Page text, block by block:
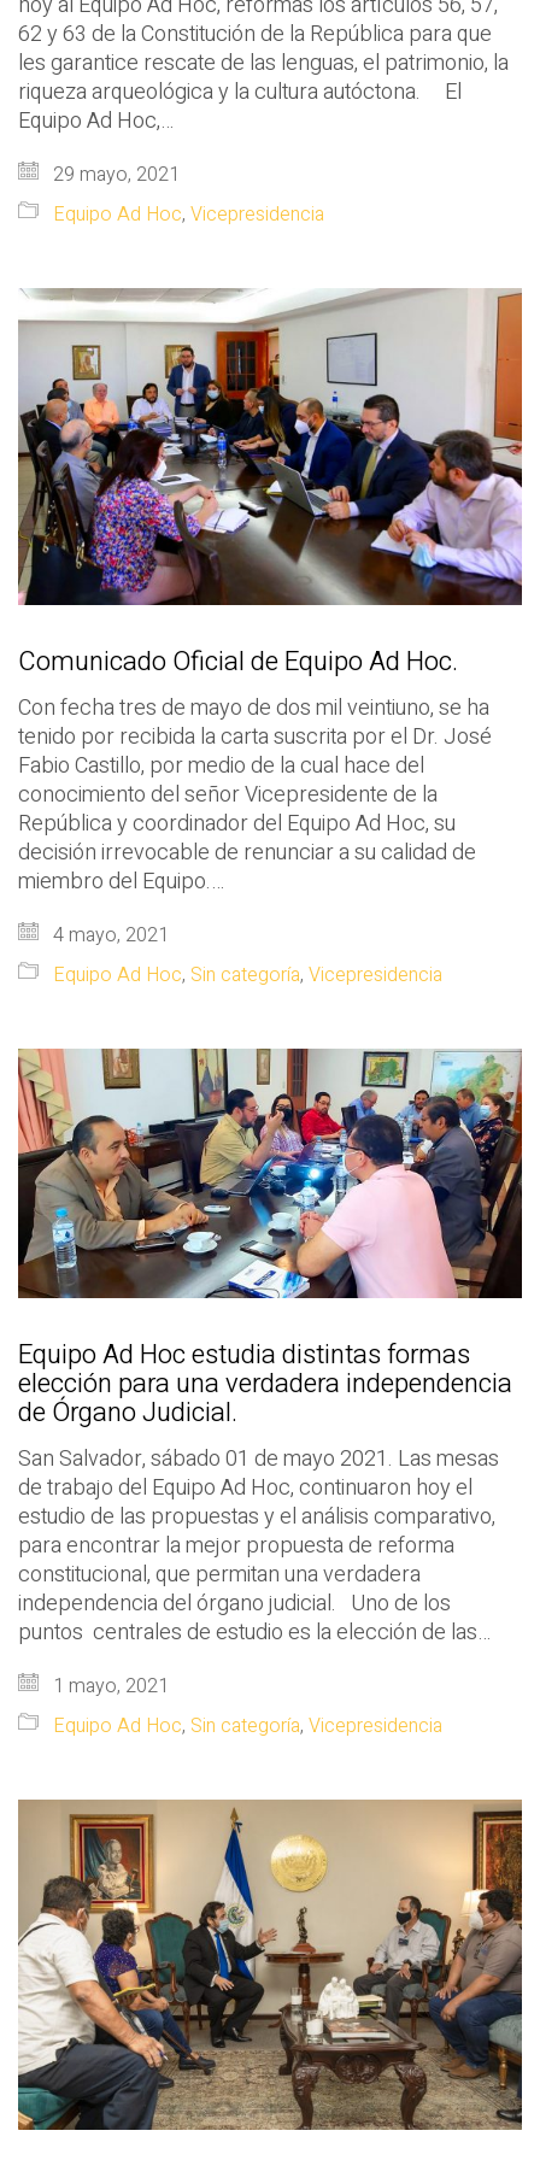
62 y 63 de la Constitución de la República para que
les garantice rescate de las lenguas, el patrimonio, la
riqueza arqueológica y la cultura autóctona. El
Equipo Ad Hoc,…
29 mayo, 2021
Equipo Ad Hoc, Vicepresidencia
Comunicado Oficial de Equipo Ad Hoc.
Con fecha tres de mayo de dos mil veintiuno, se ha
tenido por recibida la carta suscrita por el Dr. José
Fabio Castillo, por medio de la cual hace del
conocimiento del señor Vicepresidente de la
República y coordinador del Equipo Ad Hoc, su
decisión irrevocable de renunciar a su calidad de
miembro del Equipo.…
4 mayo, 2021
Equipo Ad Hoc, Sin categoría, Vicepresidencia
Equipo Ad Hoc estudia distintas formas
elección para una verdadera independencia
de Órgano Judicial.
San Salvador, sábado 01 de mayo 2021. Las mesas
de trabajo del Equipo Ad Hoc, continuaron hoy el
estudio de las propuestas y el análisis comparativo,
para encontrar la mejor propuesta de reforma
constitucional, que permitan una verdadera
independencia del órgano judicial. Uno de los
puntos centrales de estudio es la elección de las…
1 mayo, 2021
Equipo Ad Hoc, Sin categoría, Vicepresidencia